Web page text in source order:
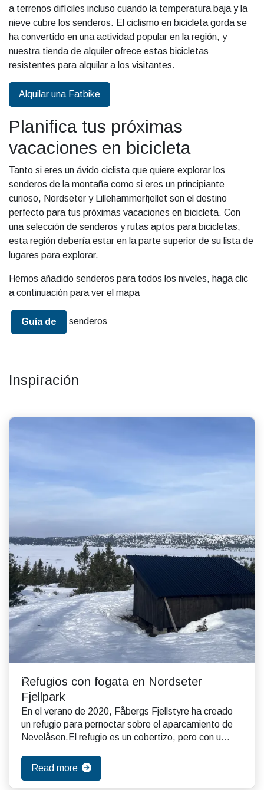
a terrenos difíciles incluso cuando la temperatura baja y la
nieve cubre los senderos. El ciclismo en bicicleta gorda se
ha convertido en una actividad popular en la región, y
nuestra tienda de alquiler ofrece estas bicicletas
resistentes para alquilar a los visitantes.
Alquilar una Fatbike
Planifica tus próximas
vacaciones en bicicleta
Tanto si eres un ávido ciclista que quiere explorar los
senderos de la montaña como si eres un principiante
curioso, Nordseter y Lillehammerfjellet son el destino
perfecto para tus próximas vacaciones en bicicleta. Con
una selección de senderos y rutas aptos para bicicletas,
esta región debería estar en la parte superior de su lista de
lugares para explorar.
Hemos añadido senderos para todos los niveles, haga clic
a continuación para ver el mapa
Guía de senderos
Inspiración
Refugios con fogata en Nordseter
Fjellpark
En el verano de 2020, Fåbergs Fjellstyre ha creado
un refugio para pernoctar sobre el aparcamiento de
Nevelåsen.El refugio es un cobertizo, pero con u...
Read more